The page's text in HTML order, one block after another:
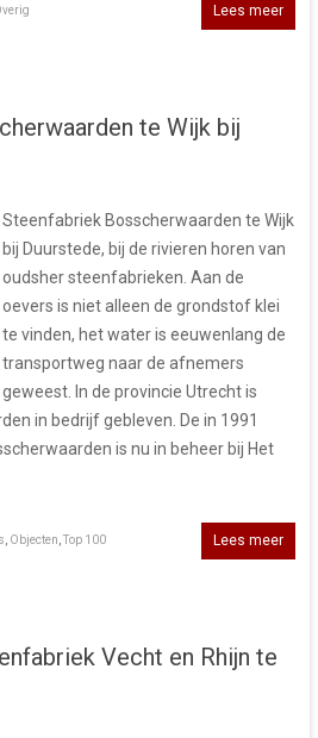
Lees meer
te Wijk bij
Steenfabriek Bosscherwaarden te Wijk
bij Duurstede, bij de rivieren horen van
oudsher steenfabrieken. Aan de
oevers is niet alleen de grondstof klei
te vinden, het water is eeuwenlang de
transportweg naar de afnemers
geweest. In de provincie Utrecht is
in bedrijf gebleven. De in 1991
is nu in beheer bij Het
Objecten Top 100 Lees meer
Vecht en Rhijn te